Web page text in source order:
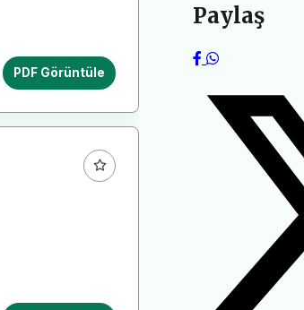
PDF Görüntüle
Paylaş